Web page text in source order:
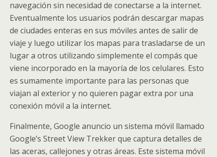
navegación sin necesidad de conectarse a la internet.
Eventualmente los usuarios podrán descargar mapas
de ciudades enteras en sus móviles antes de salir de
viaje y luego utilizar los mapas para trasladarse de un
lugar a otros utilizando simplemente el compás que
viene incorporado en la mayoría de los celulares. Esto
es sumamente importante para las personas que
viajan al exterior y no quieren pagar extra por una
conexión móvil a la internet.
Finalmente, Google anuncio un sistema móvil llamado
Google’s Street View Trekker que captura detalles de
las aceras, callejones y otras áreas. Este sistema móvil